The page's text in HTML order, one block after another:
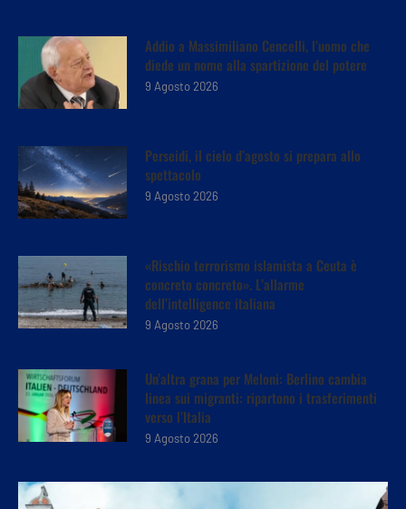
Addio a Massimiliano Cencelli, l’uomo che
diede un nome alla spartizione del potere
9 Agosto 2026
Perseidi, il cielo d’agosto si prepara allo
spettacolo
9 Agosto 2026
«Rischio terrorismo islamista a Ceuta è
concreto concreto». L’allarme
dell’intelligence italiana
9 Agosto 2026
Un’altra grana per Meloni: Berlino cambia
linea sui migranti: ripartono i trasferimenti
verso l’Italia
9 Agosto 2026